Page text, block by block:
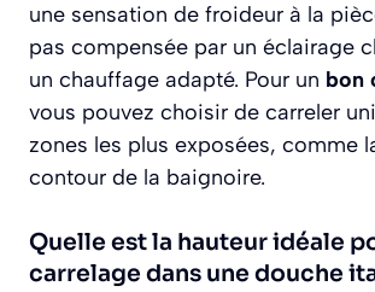
une sensation de froideur à la
pas compensée par un éclairage
un chauffage adapté. Pour un bon
vous pouvez choisir de carreler
zones les plus exposées, comme
contour de la baignoire.
Quelle est la hauteur idéale
carrelage dans une douche